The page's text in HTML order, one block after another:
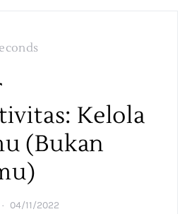
Kelola
(Bukan
04/11/2022